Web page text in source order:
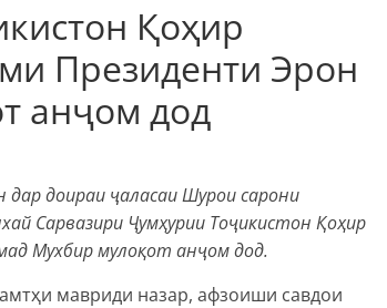
Қоҳир
Президенти Эрон
анҷом дод
доираи ҷаласаи Шурои сарони
Сарвазири Ҷумҳурии Тоҷикистон Қоҳир
Мухбир мулоқот анҷом дод.
мавриди назар, афзоиши савдои